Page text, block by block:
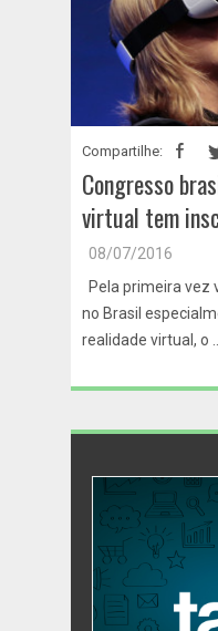
Compartilhe:
Congresso
virtual tem
08/07/2016
Pela primeira vez
no Brasil
realidade virtual, o